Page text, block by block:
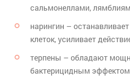
сальмонеллами,
нарингин –
клеток, усиливает
терпены – обладают
бактерицидным